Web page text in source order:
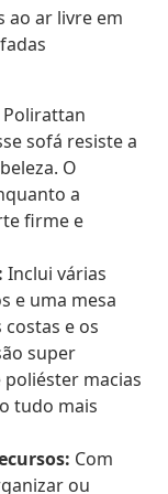
ao ar livre em
Polirattan
sofá resiste a
O
a
firme e
Inclui várias
e uma mesa
e os
super
macias
tudo mais
Com
ou